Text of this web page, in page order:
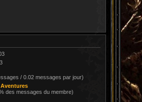
/ 0.02 messages par jour)
des messages du membre)